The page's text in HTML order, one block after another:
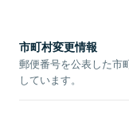
市町村変更情報
郵便番号を公表した市
しています。